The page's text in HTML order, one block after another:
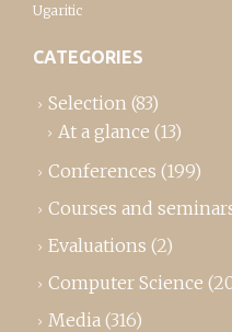
Ugaritic
CATEGORIES
Selection (83)
At a glance (13)
Conferences (199)
Courses and
Evaluations (2)
Computer Science
Media (316)